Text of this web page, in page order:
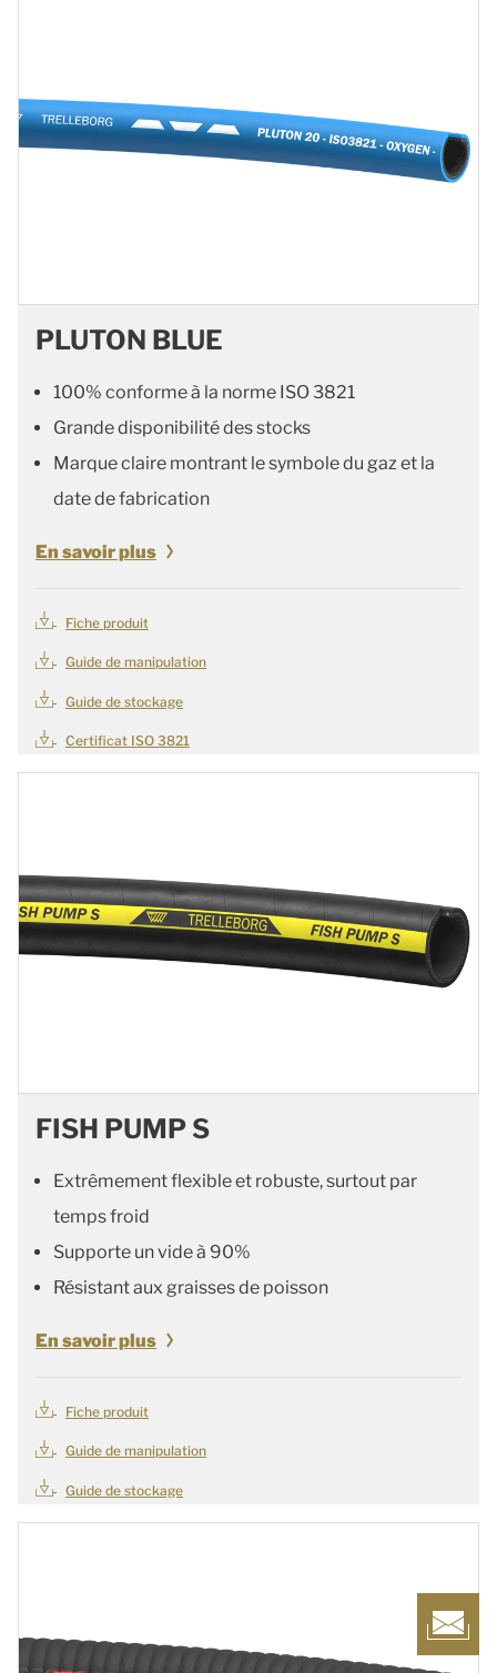
PLUTON BLUE
100% conforme à la norme ISO 3821
Grande disponibilité des stocks
Marque claire montrant le symbole du gaz et la
date de fabrication
En savoir plus
Fiche produit
Guide de manipulation
Guide de stockage
Certificat ISO 3821
FISH PUMP S
Extrêmement flexible et robuste, surtout par
temps froid
Supporte un vide à 90%
Résistant aux graisses de poisson
En savoir plus
Fiche produit
Guide de manipulation
Guide de stockage